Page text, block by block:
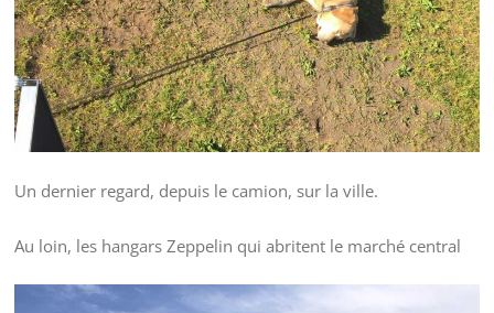
Un dernier regard, depuis le camion, sur la ville.
Au loin, les hangars Zeppelin qui abritent le marché central